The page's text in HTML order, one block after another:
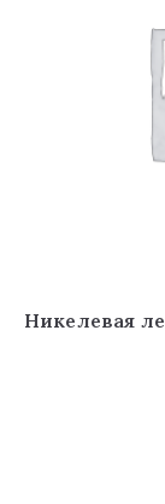
Никелевая